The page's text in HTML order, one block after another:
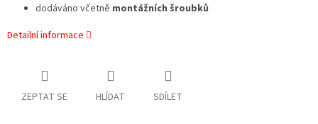
dodáváno včetně montážních šroubků
Detailní informace
ZEPTAT SE HLÍDAT SDÍLET